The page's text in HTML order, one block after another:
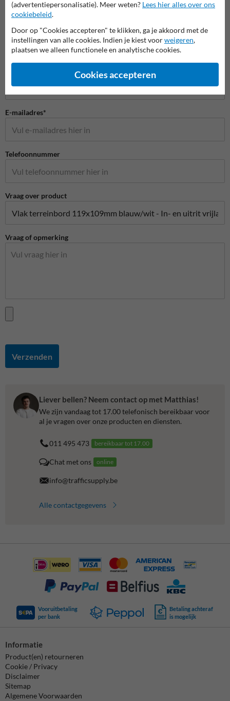
Stel je vraag aan Huisnummerpaal.be
Naam*
E-mailadres*
Telefoonnummer
Vraag over product
Vraag of opmerking
Verzenden
Liever bellen? Neem contact op met Matthias!
We zijn vandaag tot 17.00 telefonisch bereikbaar voor
al je vragen over onze producten en diensten.
011 495 473 bereikbaar tot 17.00
Chat met ons online
info@trafficsupply.be
Alle contactgegevens
Vooruitbetaling
per bank
Betaling achteraf
is mogelijk
Informatie
Product(en) retourneren
Cookie / Privacy
Disclaimer
Sitemap
Algemene Voorwaarden
(advertentiepersonalisatie). Meer weten? Lees hier alles over ons
cookiebeleid.
Door op "Cookies accepteren" te klikken, ga je akkoord met de
instellingen van alle cookies. Indien je kiest voorweigeren,
plaatsen we alleen functionele en analytische cookies.
Cookies accepteren